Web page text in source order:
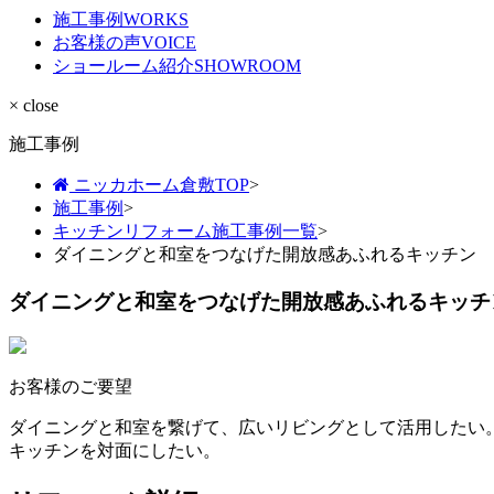
施工事例WORKS
お客様の声VOICE
ショールーム紹介SHOWROOM
× close
施工事例
ニッカホーム倉敷TOP>
施工事例>
キッチンリフォーム施工事例一覧>
ダイニングと和室をつなげた開放感あふれるキッチン
ダイニングと和室をつなげた開放感あふれるキッ
お客様のご要望
ダイニングと和室を繋げて、広いリビングとして活用したい
キッチンを対面にしたい。